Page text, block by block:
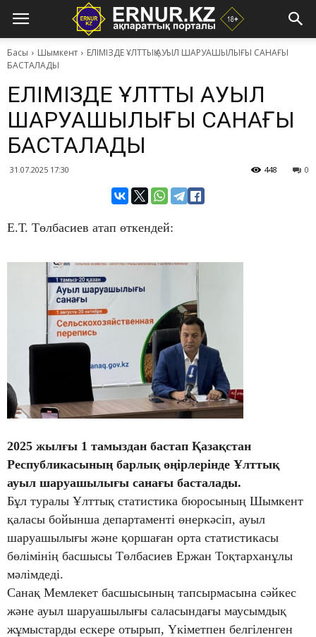
Басы Шымкент
​ЕЛІМІЗДЕ ҰЛТТЫҚ АУЫЛ ШАРУАШЫЛЫҒЫ САНАҒЫ
БАСТАЛАДЫ
​ЕЛІМІЗДЕ ҰЛТТЫҚ АУЫЛ
ШАРУАШЫЛЫҒЫ САНАҒЫ
БАСТАЛАДЫ
31.07.2025 17:30 0
448
Е.Т. Төлбасиев атап өткендей:
2025 жылғы 1 тамыздан бастап Қазақстан
Республикасының барлық өңірлерінде Ұлттық
ауыл шаруашылығы санағы басталады.
Бұл туралы Ұлттық статистика бюросының Шымкент
қаласы бойынша департаменті өнеркәсіп, ауыл
шаруашылығы және қоршаған орта статистикасы
бөлімінің басшысы Төлбасиев Ержан Тоқтарханұлы
мәлімдеді.
Санақ Мемлекет басшысының тапсырмасына сәйкес
және ауыл шаруашылығы саласындағы маусымдық
жұмыстарды ескере отырып, Үкіметпен белгіленген